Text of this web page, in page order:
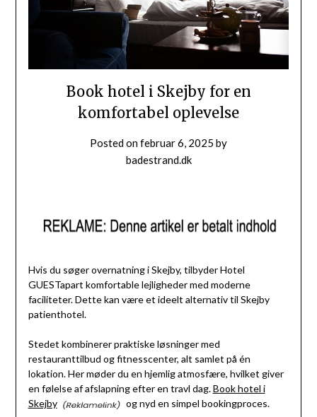
Book hotel i Skejby for en
komfortabel oplevelse
Posted onfebruar 6, 2025 by
badestrand.dk
Hvis du søger overnatning i Skejby, tilbyder Hotel
GUESTapart komfortable lejligheder med moderne
faciliteter. Dette kan være et ideelt alternativ til Skejby
patienthotel.
Stedet kombinerer praktiske løsninger med
restauranttilbud og fitnesscenter, alt samlet på én
lokation. Her møder du en hjemlig atmosfære, hvilket giver
en følelse af afslapning efter en travl dag.Book hotel i
Skejby
og nyd en simpel bookingproces.